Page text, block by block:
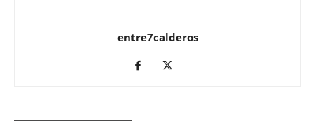
entre7calderos